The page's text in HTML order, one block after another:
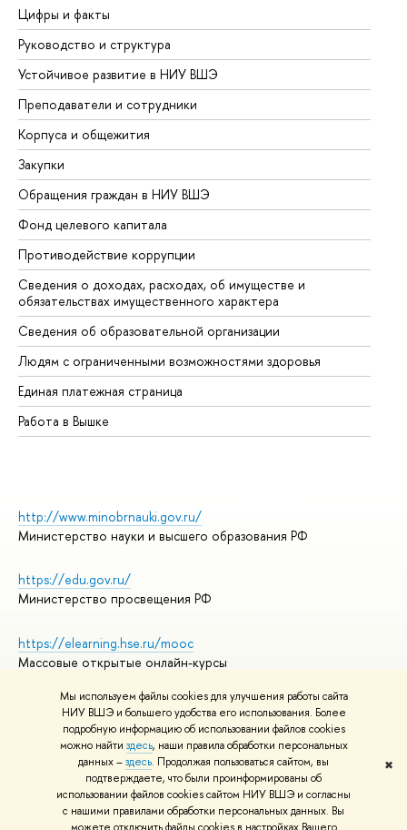
Мы используем файлы cookies для улучшения работы сайта
НИУ ВШЭ и большего удобства его использования. Более
подробную информацию об использовании файлов cookies
можно найти здесь, наши правила обработки персональных
данных –здесь. Продолжая пользоваться сайтом, вы
подтверждаете, что были проинформированы об
использовании файлов cookies сайтом НИУ ВШЭ и согласны
с нашими правилами обработки персональных данных. Вы
✖
Цифры и факты
Руководство и структура
Устойчивое развитие в НИУ ВШЭ
Преподаватели и сотрудники
Корпуса и общежития
Закупки
Обращения граждан в НИУ ВШЭ
Фонд целевого капитала
Противодействие коррупции
Сведения о доходах, расходах, об имуществе и
обязательствах имущественного характера
Сведения об образовательной организации
Людям с ограниченными возможностями здоровья
Единая платежная страница
Работа в Вышке
http://www.minobrnauki.gov.ru/
Министерство науки и высшего образования РФ
https://edu.gov.ru/
Министерство просвещения РФ
https://elearning.hse.ru/mooc
Массовые открытые онлайн-курсы
© НИУ ВШЭ 1993–2026
Адреса и контакты
Условия использования материалов
Политика конфиденциальности
Правила применения рекомендательных технологий в НИУ ВШЭ
Карта сайта